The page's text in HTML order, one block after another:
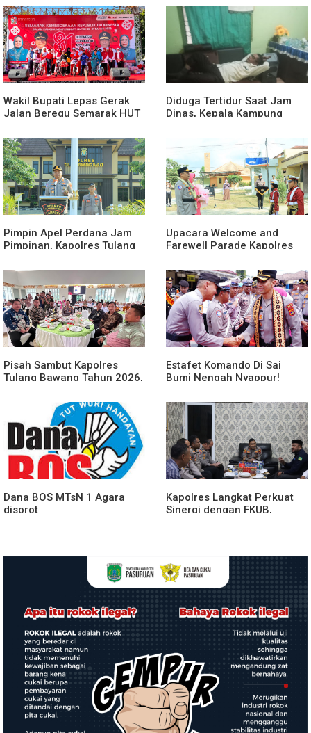
Wakil Bupati Lepas Gerak
Jalan Beregu Semarak HUT
Diduga Tertidur Saat Jam
Dinas, Kepala Kampung
Pimpin Apel Perdana Jam
Pimpinan, Kapolres Tulang
dan Penekanan Pada
Personil
Upacara Welcome and
Farewell Parade Kapolres
Berlangsung Khidmat
Pisah Sambut Kapolres
Tulang Bawang Tahun 2026,
Forkopimda untuk Menjaga
Stabilitas Daerah
Estafet Komando Di Sai
Bumi Nengah Nyappur!
Dan Penyerahan Tunggul
Kesatuan Polres Tulang
Bawang Berlangsung
Spektakuler
Dana BOS MTsN 1 Agara
disorot
Kapolres Langkat Perkuat
Sinergi dengan FKUB,